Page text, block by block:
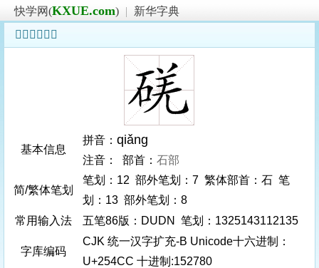
快学网(KXUE.com) |
新华字典
𥓌字基本信息
基本信息
拼音： qiǎng
注音： 部首： 石部
简/繁体笔划
笔划：12 部外笔划：7 繁体部首：石 笔
划：13 部外笔划：8
常用输入法
五笔86版：DUDN 笔划：1325143112135
字库编码
CJK 统一汉字扩充-B Unicode十六进制：
U+254CC 十进制:152780